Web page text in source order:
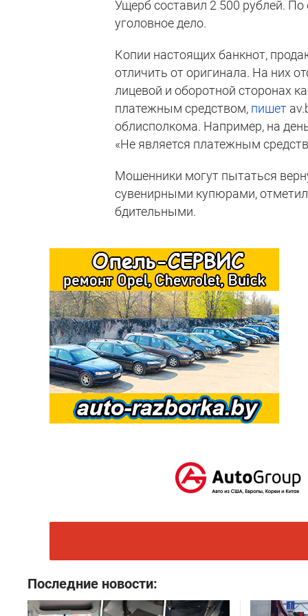
Ущерб составил 2 500 рублей.
уголовное дело.
Копии настоящих банкнот,
отличить от оригинала. На них
лицевой и оборотной сторонах
платежным средством, пишет
облисполкома. Например, на
«Не является платежным
Мошенники могут пытаться
сувенирными купюрами,
бдительными.
Последние новости: